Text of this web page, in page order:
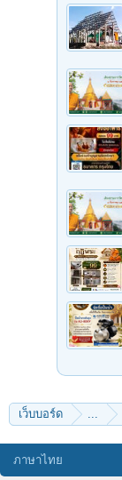
เว็บบอร์ด ...
ภาษาไทย